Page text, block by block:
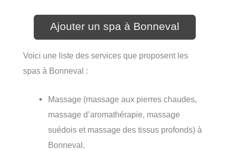
Ajouter un spa à Bonneval
Voici une liste des services que proposent les
spas à Bonneval :
Massage (massage aux pierres chaudes,
massage d’aromathérapie, massage
suédois et massage des tissus profonds) à
Bonneval,